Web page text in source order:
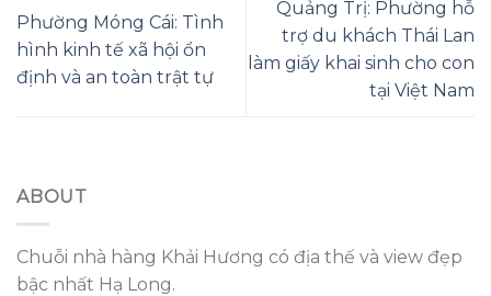
Phường Móng Cái: Tình
hình kinh tế xã hội ổn
định và an toàn trật tự
Quảng Trị: Phường hỗ
trợ du khách Thái Lan
làm giấy khai sinh cho con
tại Việt Nam
ABOUT
Chuỗi nhà hàng Khải Hương có địa thế và view đẹp
bậc nhất Hạ Long.